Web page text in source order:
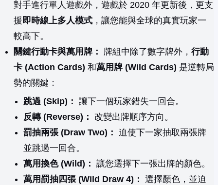
對手進行單人遊戲外，遊戲於 2020 年更新後，更支
援即時線上多人模式 ，讓您能與全球的真實玩家一
較高下。
關鍵行動卡與萬用牌：
牌組中除了數字牌外， 行動
卡 (Action Cards) 和萬用牌 (Wild Cards) 是逆轉局
勢的關鍵：
跳過 (Skip)： 讓下一個玩家錯失一回合。
反轉 (Reverse)： 改變出牌順序方向。
罰抽兩張 (Draw Two)： 迫使下一家抽取兩張牌
並跳過一回合。
萬用換色 (Wild)： 讓您選擇下一張出牌的顏色。
萬用罰抽四張 (Wild Draw 4)： 選擇顏色，並迫